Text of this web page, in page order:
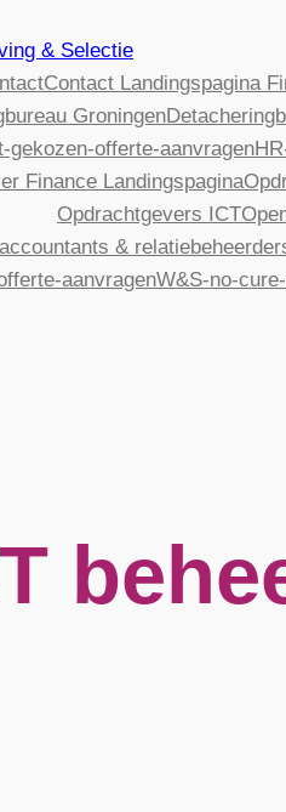
& Selectie
Contact Landingspagina
Groningen
gekozen-offerte-aanvragen
Finance Landingspagina
Opdrachtgevers ICT
&
aanvragenW&S-no-